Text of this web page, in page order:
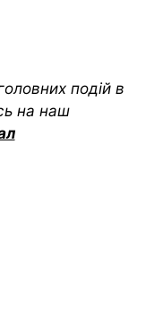
подій в
на наш